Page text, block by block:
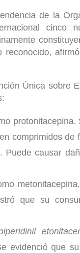
de la
cinco
Única sobre
protonitacepina.
comprimidos de
causar
que su
evidenció que